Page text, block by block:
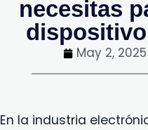
necesitas
May 2, 2025
En la industria